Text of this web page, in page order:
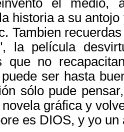
el medio,
historia a su
Tambien
la película
que no
ser hasta
sólo pude
gráfica y
es DIOS, y yo un